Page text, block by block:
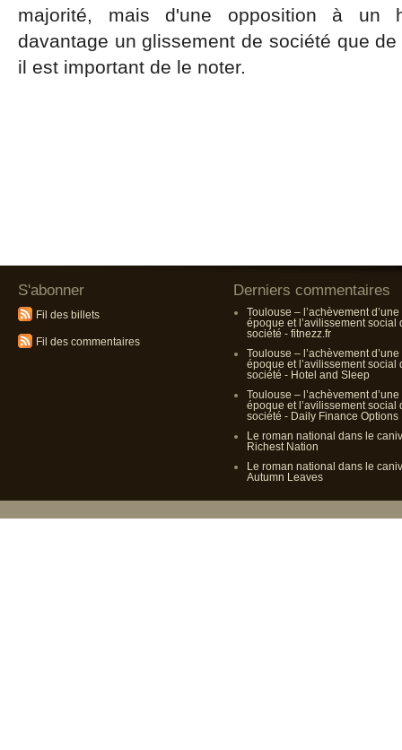
majorité, mais d'une opposition à un
davantage un glissement de société que
il est important de le noter.
S'abonner
Fil des billets
Fil des commentaires
Derniers commentaires
Toulouse – l’achèvement d’une
époque et l’avilissement social
société - fitnezz.fr
Toulouse – l’achèvement d’une
époque et l’avilissement social
société - Hotel and Sleep
Toulouse – l’achèvement d’une
époque et l’avilissement social
société - Daily Finance Options
Le roman national dans le
Richest Nation
Le roman national dans le
Autumn Leaves